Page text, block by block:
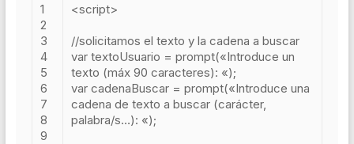
1
2
3
4
5
6
7
8
9
<script>
//solicitamos el texto y la cadena a buscar
var textoUsuario = prompt(«Introduce un
texto (máx 90 caracteres): «);
var cadenaBuscar = prompt(«Introduce una
cadena de texto a buscar (carácter,
palabra/s…): «);